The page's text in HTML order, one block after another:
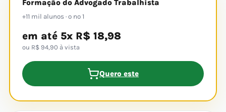
Formação do Advogado Trabalhista
+11 mil alunos · o nº 1
em até 5x R$ 18,98
ou R$ 94,90 à vista
Quero este